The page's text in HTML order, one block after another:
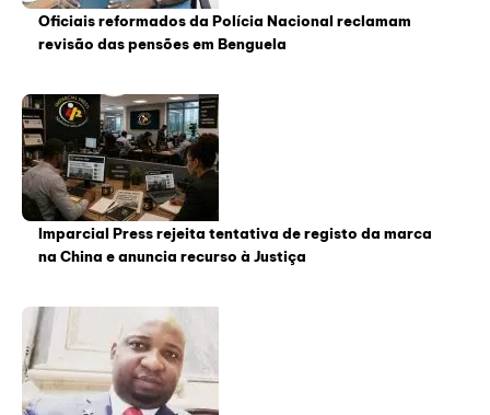
Oficiais reformados da Polícia Nacional reclamam
revisão das pensões em Benguela
Imparcial Press rejeita tentativa de registo da marca
na China e anuncia recurso à Justiça